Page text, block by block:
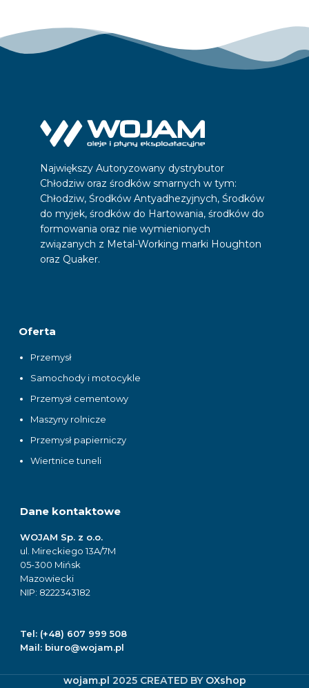
Największy Autoryzowany dystrybutor
Chłodziw oraz środków smarnych w tym:
Chłodziw, Środków Antyadhezyjnych, Środków
do myjek, środków do Hartowania, środków do
formowania oraz nie wymienionych
związanych z Metal-Working marki Houghton
oraz Quaker.
Oferta
Przemysł
Samochody i motocykle
Przemysł cementowy
Maszyny rolnicze
Przemysł papierniczy
Wiertnice tuneli
Dane kontaktowe
WOJAM Sp. z o.o.
ul. Mireckiego 13A/7M
05-300 Mińsk
Mazowiecki
NIP: 8222343182
Tel: (+48) 607 999 508
Mail: biuro@wojam.pl
wojam.pl 2025 CREATED BY OXshop